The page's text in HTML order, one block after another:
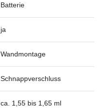
Batterie
ja
Wandmontage
Schnappverschluss
ca. 1,55 bis 1,65 ml